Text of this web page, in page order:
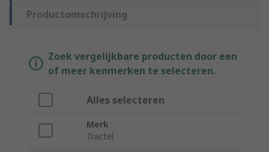
Productomschrijving
Zoek vergelijkbare producten door een
of meer kenmerken te selecteren.
Alles selecteren
Merk
Tractel